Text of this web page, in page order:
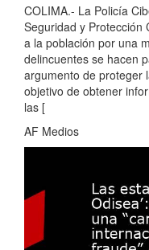
COLIMA.- La Policía
Seguridad y Protección
a la población por una
delincuentes se hacen
argumento de proteger
objetivo de obtener
las [
AF Medios